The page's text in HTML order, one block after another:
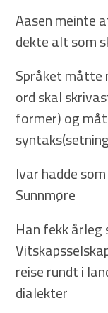
Aasen meinte
dekte alt som
Språket måtte
ord skal
former) og
Ivar hadde
Sunnmøre
Han fekk
reise rundt i
dialekter